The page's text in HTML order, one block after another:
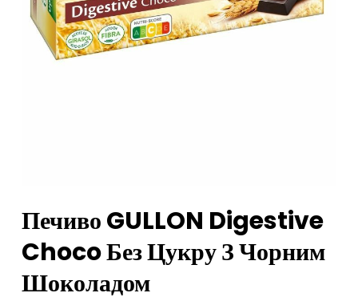
Печиво GULLON Digestive
Choco Без Цукру З Чорним
Шоколадом